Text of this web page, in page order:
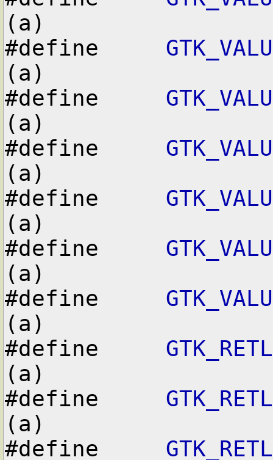
(a)
#define
(a)
#define
(a)
#define
(a)
#define
(a)
#define
(a)
#define
(a)
#define
(a)
#define
(a)
#define